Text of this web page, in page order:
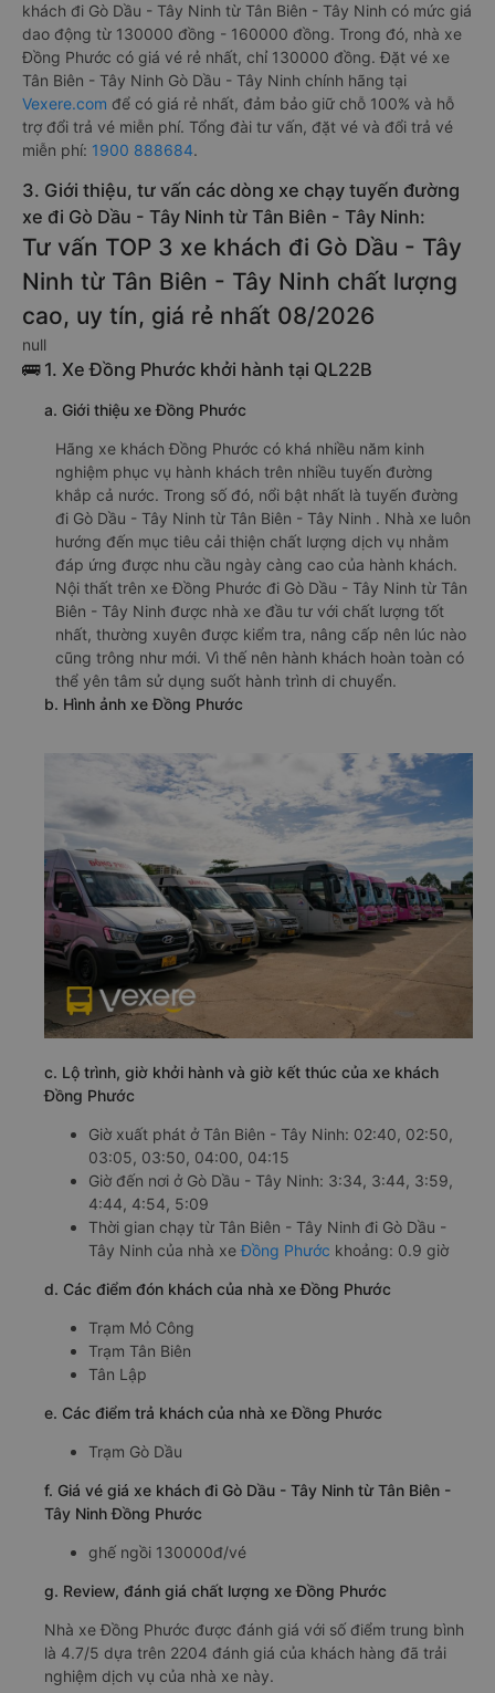
khách đi Gò Dầu - Tây Ninh từ Tân Biên - Tây Ninh có mức giá
dao động từ 130000 đồng - 160000 đồng. Trong đó, nhà xe
Đồng Phước có giá vé rẻ nhất, chỉ 130000 đồng. Đặt vé xe
Tân Biên - Tây Ninh Gò Dầu - Tây Ninh chính hãng tại
Vexere.com để có giá rẻ nhất, đảm bảo giữ chỗ 100% và hỗ
trợ đổi trả vé miễn phí. Tổng đài tư vấn, đặt vé và đổi trả vé
miễn phí: 1900 888684.
3. Giới thiệu, tư vấn các dòng xe chạy tuyến đường
xe đi Gò Dầu - Tây Ninh từ Tân Biên - Tây Ninh:
Tư vấn TOP 3 xe khách đi Gò Dầu - Tây
Ninh từ Tân Biên - Tây Ninh chất lượng
cao, uy tín, giá rẻ nhất 08/2026
null
🚌 1. Xe Đồng Phước khởi hành tại QL22B
a. Giới thiệu xe Đồng Phước
Hãng xe khách Đồng Phước có khá nhiều năm kinh
nghiệm phục vụ hành khách trên nhiều tuyến đường
khắp cả nước. Trong số đó, nổi bật nhất là tuyến đường
đi Gò Dầu - Tây Ninh từ Tân Biên - Tây Ninh . Nhà xe luôn
hướng đến mục tiêu cải thiện chất lượng dịch vụ nhằm
đáp ứng được nhu cầu ngày càng cao của hành khách.
Nội thất trên xe Đồng Phước đi Gò Dầu - Tây Ninh từ Tân
Biên - Tây Ninh được nhà xe đầu tư với chất lượng tốt
nhất, thường xuyên được kiểm tra, nâng cấp nên lúc nào
cũng trông như mới. Vì thế nên hành khách hoàn toàn có
thể yên tâm sử dụng suốt hành trình di chuyển.
b. Hình ảnh xe Đồng Phước
c. Lộ trình, giờ khởi hành và giờ kết thúc của xe khách
Đồng Phước
Giờ xuất phát ở Tân Biên - Tây Ninh: 02:40, 02:50,
03:05, 03:50, 04:00, 04:15
Giờ đến nơi ở Gò Dầu - Tây Ninh: 3:34, 3:44, 3:59,
4:44, 4:54, 5:09
Thời gian chạy từ Tân Biên - Tây Ninh đi Gò Dầu -
Tây Ninh của nhà xeĐồng Phước khoảng: 0.9 giờ
d. Các điểm đón khách của nhà xe Đồng Phước
Trạm Mỏ Công
Trạm Tân Biên
Tân Lập
e. Các điểm trả khách của nhà xe Đồng Phước
Trạm Gò Dầu
f. Giá vé giá xe khách đi Gò Dầu - Tây Ninh từ Tân Biên -
Tây Ninh Đồng Phước
ghế ngồi 130000đ/vé
g. Review, đánh giá chất lượng xe Đồng Phước
Nhà xe Đồng Phước được đánh giá với số điểm trung bình
là 4.7/5 dựa trên 2204 đánh giá của khách hàng đã trải
nghiệm dịch vụ của nhà xe này.